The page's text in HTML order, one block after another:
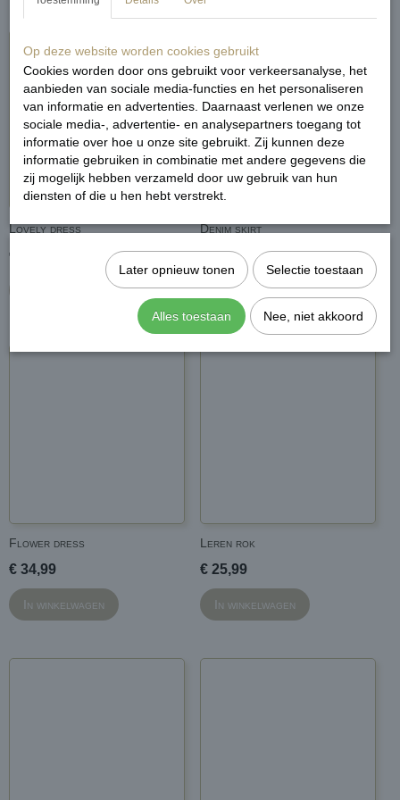
Lovely dress
€ 34,99
Denim skirt
€ 24,99
In winkelwagen
Flower dress
€ 34,99
In winkelwagen
Leren rok
€ 25,99
In winkelwagen
Op deze website worden cookies gebruikt
Cookies worden door ons gebruikt voor verkeersanalyse, het
aanbieden van sociale media-functies en het personaliseren
van informatie en advertenties. Daarnaast verlenen we onze
sociale media-, advertentie- en analysepartners toegang tot
informatie over hoe u onze site gebruikt. Zij kunnen deze
informatie gebruiken in combinatie met andere gegevens die
zij mogelijk hebben verzameld door uw gebruik van hun
diensten of die u hen hebt verstrekt.
Later opnieuw tonen Selectie toestaan
Alles toestaan Nee, niet akkoord